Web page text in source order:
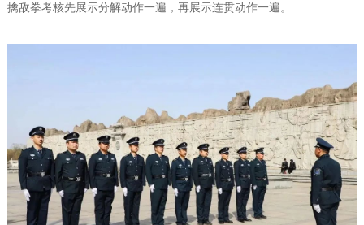
擒敌拳考核先展示分解动作一遍，再展示连贯动作一遍。